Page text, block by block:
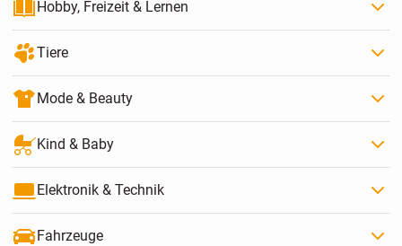
Hobby, Freizeit & Lernen
Tiere
Mode & Beauty
Kind & Baby
Elektronik & Technik
Fahrzeuge